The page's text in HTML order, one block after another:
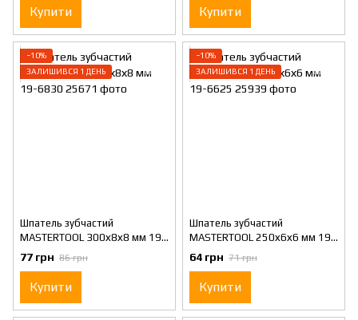
Купити Купити
−10%
ЗАЛИШИВСЯ 1 ДЕНЬ
Шпатель зубчастий
MASTERTOOL 300х8х8 мм 19-
6830
77 грн 86 грн
Купити
−10%
ЗАЛИШИВСЯ 1 ДЕНЬ
Шпатель зубчастий
MASTERTOOL 250х6х6 мм 19-
6625
64 грн 71 грн
Купити